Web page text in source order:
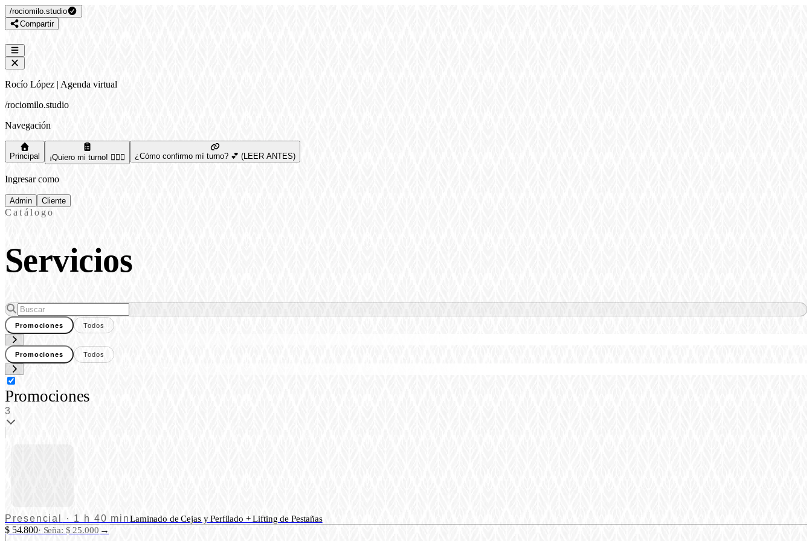
/rociomilo.studio
Compartir
Rocío López | Agenda virtual
/rociomilo.studio
Navegación
Principal ¡Quiero mi turno! 🙋🏻‍♀️ ¿Cómo confirmo mí turno? 💕 (LEER ANTES)
Ingresar como
Admin Cliente
Catálogo
Servicios
Promociones Todos
Promociones Todos
Promociones
3
Presencial · 1 h 40 minLaminado de Cejas y Perfilado + Lifting de Pestañas
$ 54.800· Seña: $ 25.000 →